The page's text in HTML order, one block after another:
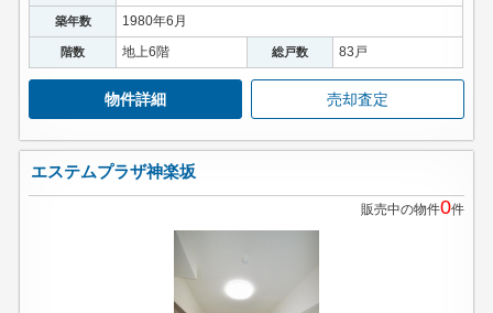
築年数 1980年6月
階数 地上6階 総戸数 83戸
物件詳細 売却査定
エステムプラザ神楽坂
販売中の物件0件